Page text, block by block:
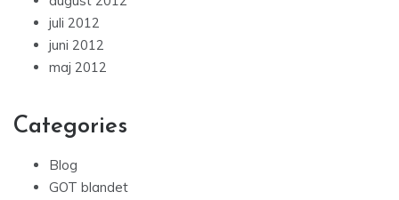
juli 2012
juni 2012
maj 2012
Categories
Blog
GOT blandet